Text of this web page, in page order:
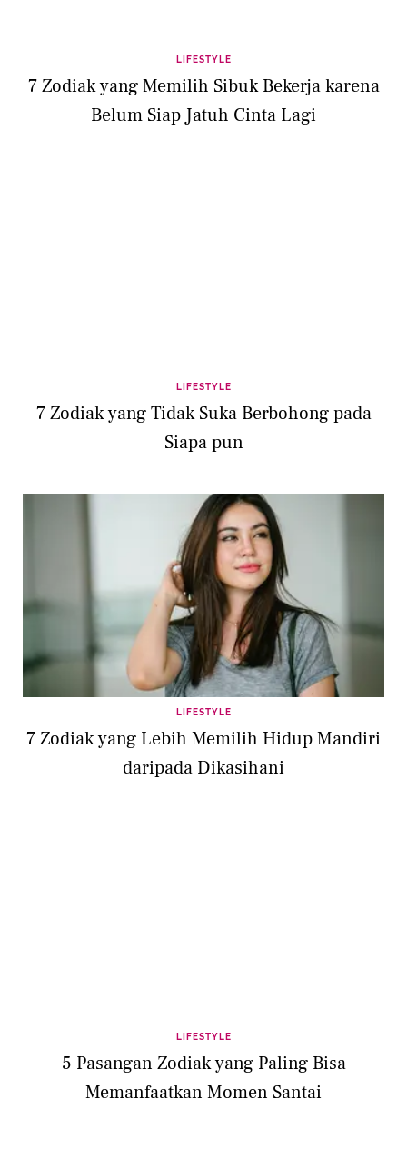
LIFESTYLE
7 Zodiak yang Memilih Sibuk Bekerja karena
Belum Siap Jatuh Cinta Lagi
LIFESTYLE
7 Zodiak yang Tidak Suka Berbohong pada
Siapa pun
LIFESTYLE
7 Zodiak yang Lebih Memilih Hidup Mandiri
daripada Dikasihani
LIFESTYLE
5 Pasangan Zodiak yang Paling Bisa
Memanfaatkan Momen Santai